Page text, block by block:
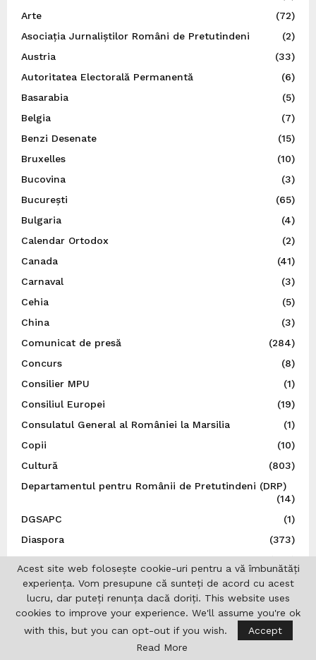
Arte
(72)
Asociația Jurnaliștilor Români de Pretutindeni
(2)
Austria
(33)
Autoritatea Electorală Permanentă
(6)
Basarabia
(5)
Belgia
(7)
Benzi Desenate
(15)
Bruxelles
(10)
Bucovina
(3)
București
(65)
Bulgaria
(4)
Calendar Ortodox
(2)
Canada
(41)
Carnaval
(3)
Cehia
(5)
China
(3)
Comunicat de presă
(284)
Concurs
(8)
Consilier MPU
(1)
Consiliul Europei
(19)
Consulatul General al României la Marsilia
(1)
Copii
(10)
Cultură
(803)
Departamentul pentru Românii de Pretutindeni (DRP)
(14)
DGSAPC
(1)
Diaspora
(373)
Diverse
(588)
Dr. Ion I. Jinga
(5)
Droguri
(31)
(5)
(24)
Acest site web folosește cookie-uri pentru a vă îmbunătăți
experiența. Vom presupune că sunteți de acord cu acest
lucru, dar puteți renunța dacă doriți. This website uses
cookies to improve your experience. We'll assume you're ok
with this, but you can opt-out if you wish.
Accept
Read More